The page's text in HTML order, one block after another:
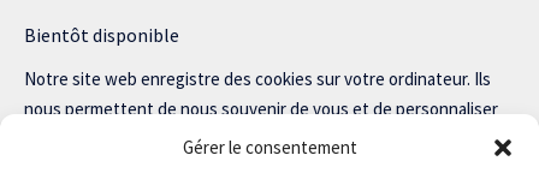
Gérer le consentement
Bientôt disponible
Notre site web enregistre des cookies sur votre ordinateur. Ils
nous permettent de nous souvenir de vous et de personnaliser
votre expérience sur notre site.